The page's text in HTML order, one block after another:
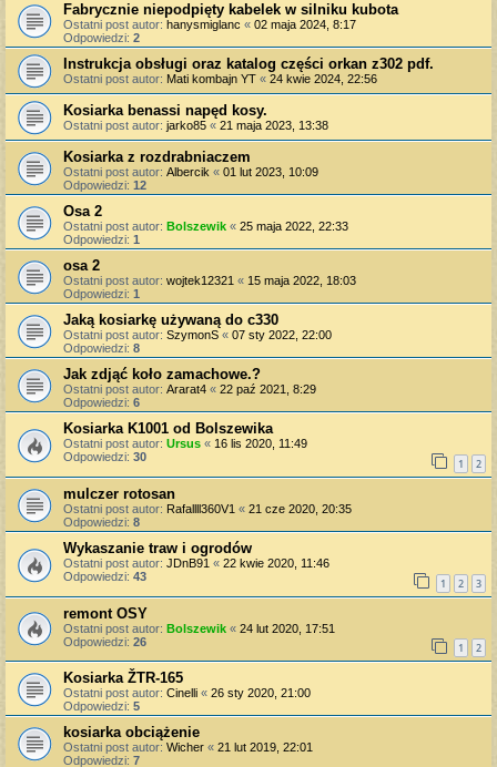
Fabrycznie niepodpięty kabelek w silniku kubota
Ostatni post autor: hanysmiglanc « 02 maja 2024, 8:17
Odpowiedzi: 2
Instrukcja obsługi oraz katalog części orkan z302 pdf.
Ostatni post autor: Mati kombajn YT « 24 kwie 2024, 22:56
Kosiarka benassi napęd kosy.
Ostatni post autor: jarko85 « 21 maja 2023, 13:38
Kosiarka z rozdrabniaczem
Ostatni post autor: Albercik « 01 lut 2023, 10:09
Odpowiedzi: 12
Osa 2
Ostatni post autor: Bolszewik « 25 maja 2022, 22:33
Odpowiedzi: 1
osa 2
Ostatni post autor: wojtek12321 « 15 maja 2022, 18:03
Odpowiedzi: 1
Jaką kosiarkę używaną do c330
Ostatni post autor: SzymonS « 07 sty 2022, 22:00
Odpowiedzi: 8
Jak zdjąć koło zamachowe.?
Ostatni post autor: Ararat4 « 22 paź 2021, 8:29
Odpowiedzi: 6
Kosiarka K1001 od Bolszewika
Ostatni post autor: Ursus « 16 lis 2020, 11:49
Odpowiedzi: 30 1 2
mulczer rotosan
Ostatni post autor: Rafallll360V1 « 21 cze 2020, 20:35
Odpowiedzi: 8
Wykaszanie traw i ogrodów
Ostatni post autor: JDnB91 « 22 kwie 2020, 11:46
Odpowiedzi: 43 1 2 3
remont OSY
Ostatni post autor: Bolszewik « 24 lut 2020, 17:51
Odpowiedzi: 26 1 2
Kosiarka ŽTR-165
Ostatni post autor: Cinelli « 26 sty 2020, 21:00
Odpowiedzi: 5
kosiarka obciążenie
Ostatni post autor: Wicher « 21 lut 2019, 22:01
Odpowiedzi: 7